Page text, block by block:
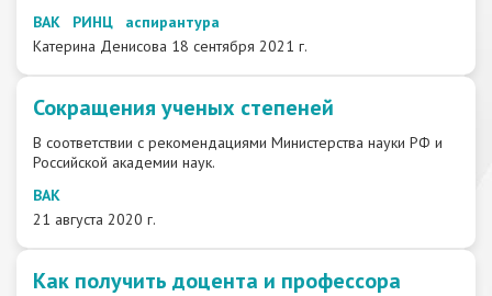
ВАК
РИНЦ
аспирантура
Катерина Денисова 18 сентября 2021 г.
Сокращения ученых степеней
В соответствии с рекомендациями Министерства науки РФ и
Российской академии наук.
ВАК
21 августа 2020 г.
Как получить доцента и профессора